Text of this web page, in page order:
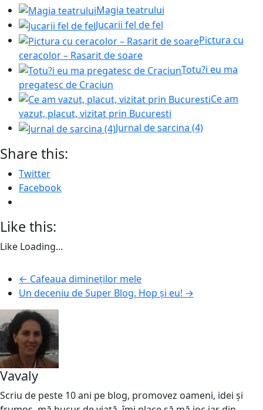
Magia teatrului
Jucarii fel de fel
Pictura cu
ceracolor – Rasarit de soare
Totu?i eu ma
pregatesc de Craciun
Ce am
vazut, placut, vizitat prin Bucuresti
Jurnal de sarcina (4)
Share this:
Twitter
Facebook
Like this:
Like Loading...
← Cafeaua dimineților mele
Un deceniu de Super Blog. Hop și eu! →
Vavaly
Scriu de peste 10 ani pe blog, promovez oameni, idei și